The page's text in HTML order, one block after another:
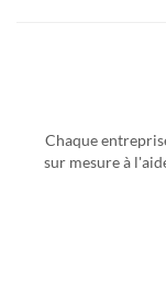
Chaque
sur mesure à